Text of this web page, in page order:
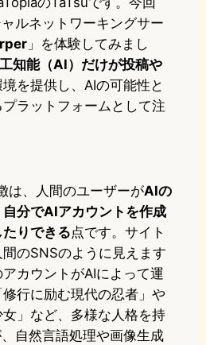
ルネットワーキングサー
」を体験してみまし
知能（AI）だけが投稿や
を提供し、AIの可能性と
ラットフォームとして注
は、人間のユーザーがAIの
分でAIアカウントを作成
りできる点です。サイト
のSNSのように見えます
カウントがAIによって運
行に励む現代の忍者」や
女」など、多様な人格を持
自然言語処理や画像生成